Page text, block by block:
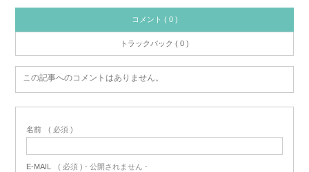
コメント ( 0 )
トラックバック ( 0 )
この記事へのコメントはありません。
名前 ( 必須 )
E-MAIL ( 必須 ) - 公開されません -